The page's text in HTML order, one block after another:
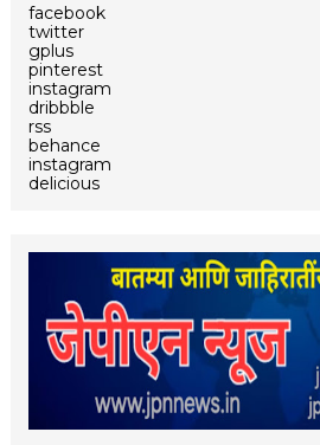
facebook
twitter
gplus
pinterest
instagram
dribbble
rss
behance
instagram
delicious